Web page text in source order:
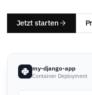
Jetzt starten
my-django-app
Container Deployment